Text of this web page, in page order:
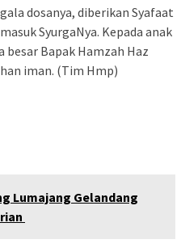
dosanya, diberikan Syafaat
SyurgaNya. Kepada anak
besar Bapak Hamzah Haz
iman. (Tim Hmp)
Lumajang Gelandang